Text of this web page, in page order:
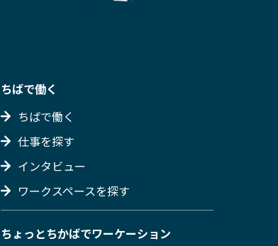
ちばで働く
ちばで働く
仕事を探す
インタビュー
ワークスペースを探す
ちょっとちかばでワーケーション